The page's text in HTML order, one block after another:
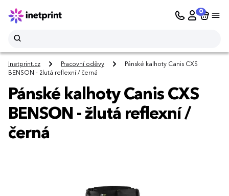
0
Inetprint.cz Pracovní oděvy
Pánské kalhoty Canis CXS
BENSON - žlutá reflexní / černá
Pánské kalhoty Canis CXS
BENSON - žlutá reflexní /
černá